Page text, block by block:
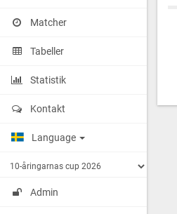
Matcher
Tabeller
Statistik
Kontakt
Language
Admin